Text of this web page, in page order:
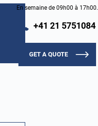
En semaine de 09h00 à 17h00.
+41 21 5751084
GET A QUOTE